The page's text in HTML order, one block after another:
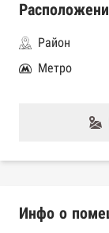
Район
Метро
Инфо о